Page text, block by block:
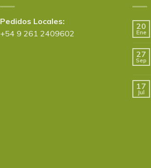
Pedidos Locales:
+54 9 261 2409602
20
Ene
27
Sep
17
Jul